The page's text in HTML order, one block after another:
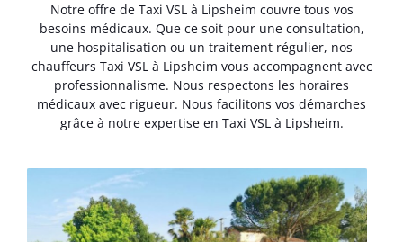
Notre offre de Taxi VSL à Lipsheim couvre tous vos
besoins médicaux. Que ce soit pour une consultation,
une hospitalisation ou un traitement régulier, nos
chauffeurs Taxi VSL à Lipsheim vous accompagnent avec
professionnalisme. Nous respectons les horaires
médicaux avec rigueur. Nous facilitons vos démarches
grâce à notre expertise en Taxi VSL à Lipsheim.